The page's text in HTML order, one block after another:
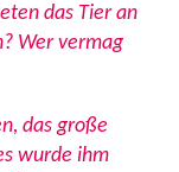
das Tier an
Wer vermag
das große
wurde ihm